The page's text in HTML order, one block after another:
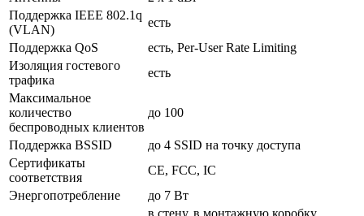
Поддержка IEEE 802.1q
(VLAN)
есть
Поддержка QoS
есть, Per-User Rate Limiting
Изоляция гостевого
трафика
есть
Максимальное
количество
беспроводных клиентов
до 100
Поддержка BSSID
до 4 SSID на точку доступа
Сертификаты
соответствия
CE, FCC, IC
Энергопотребление
до 7 Вт